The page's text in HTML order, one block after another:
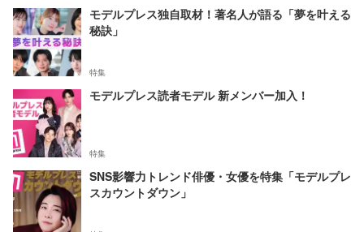
モデルプレス独自取材！著名人が語る「夢を叶える
秘訣」
特集
モデルプレス読者モデル 新メンバー加入！
特集
SNS影響力トレンド俳優・女優を特集「モデルプレ
スカウントダウン」